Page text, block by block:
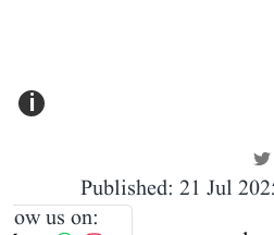
i
Published: 21 Jul
us on: